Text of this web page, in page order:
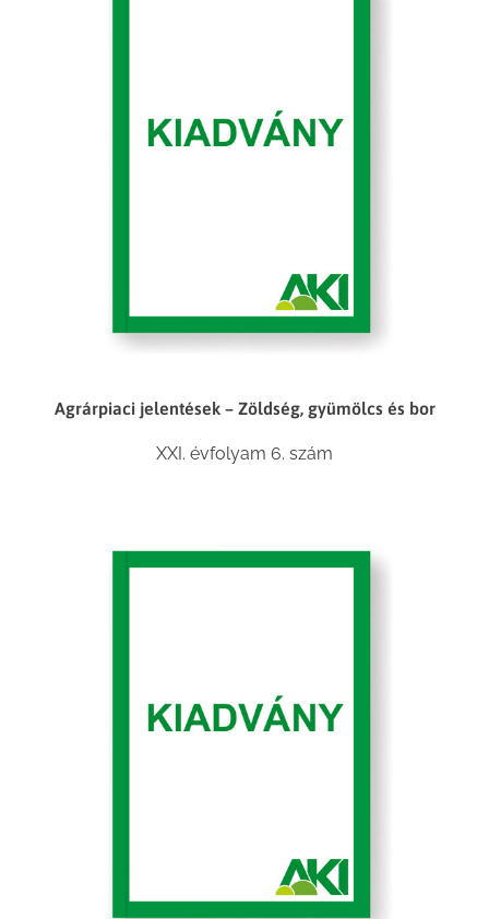
Agrárpiaci jelentések – Zöldség, gyümölcs és bor
XXI. évfolyam 6. szám